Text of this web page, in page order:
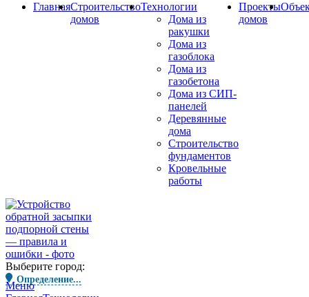
ГлавнаяСтроительство
домов
Технологии
Дома из
ракушки
Дома из
газоблока
Дома из
газобетона
Дома из СИП-
панелей
Деревянные
дома
Строительство
фундаментов
Кровельные
работы
Проекты
домов
Выберите город:
Определение...
Меню